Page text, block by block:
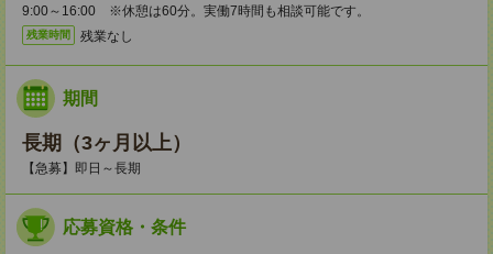
9:00～16:00 ※休憩は60分。実働7時間も相談可能です。
残業時間 残業なし
期間
長期（3ヶ月以上）
【急募】即日～長期
応募資格・条件